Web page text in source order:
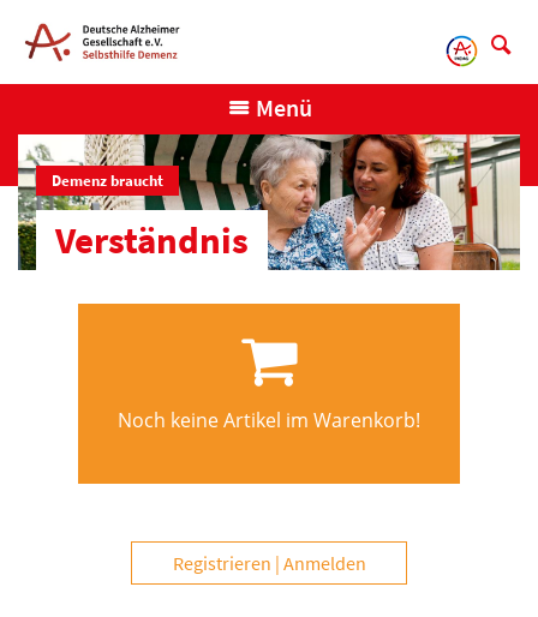
Menü
Demenz braucht
Verständnis
Noch keine Artikel im Warenkorb!
Registrieren Anmelden